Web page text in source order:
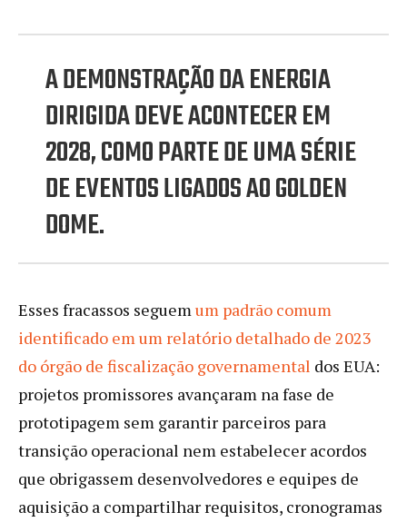
A DEMONSTRAÇÃO DA ENERGIA
DIRIGIDA DEVE ACONTECER EM
2028, COMO PARTE DE UMA SÉRIE
DE EVENTOS LIGADOS AO GOLDEN
DOME.
Esses fracassos seguemum padrão comum
identificado em um relatório detalhado de 2023
do órgão de fiscalização governamental dos EUA:
projetos promissores avançaram na fase de
prototipagem sem garantir parceiros para
transição operacional nem estabelecer acordos
que obrigassem desenvolvedores e equipes de
aquisição a compartilhar requisitos, cronogramas